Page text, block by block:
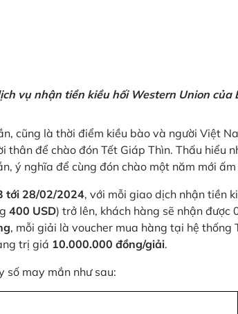
vụ nhận tiền kiều hối Western Union
cũng là thời điểm kiều bào và người Việt
thân để chào đón Tết Giáp Thìn. Thấu hiểu
ý nghĩa để cùng đón chào một năm mới
tới 28/02/2024, với mỗi giao dịch nhận tiền
400 USD) trở lên, khách hàng sẽ nhận
, mỗi giải là voucher mua hàng tại hệ
trị giá 10.000.000 đồng/giải.
số may mắn như sau: